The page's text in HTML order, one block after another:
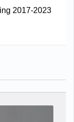
2017-2023